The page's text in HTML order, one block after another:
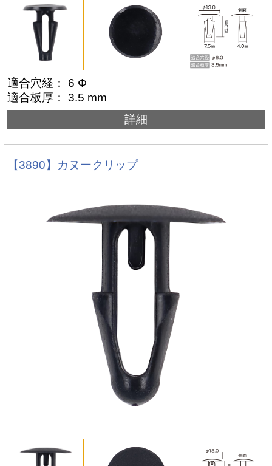
適合穴経： 6 Φ
適合板厚： 3.5 mm
詳細
【3890】カヌークリップ